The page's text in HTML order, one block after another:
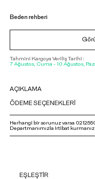
Beden rehberi
Tahmini Kargoya Veriliş Tarihi :
7 Ağustos, Cuma - 10 Ağustos,
AÇIKLAMA
ÖDEME SEÇENEKLERİ
Herhangi bir sorunuz varsa
Departmanımızla irtibat
EŞLEŞTİR